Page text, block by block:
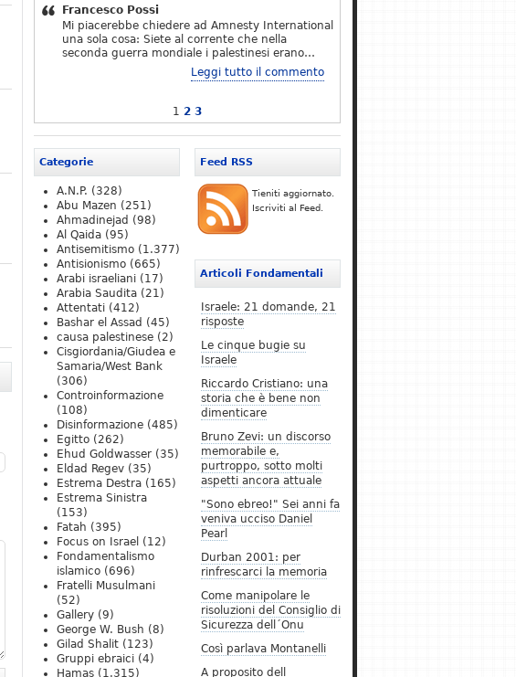
Francesco Possi
Mi piacerebbe chiedere ad Amnesty International
una sola cosa: Siete al corrente che nella
seconda guerra mondiale i palestinesi erano…
Leggi tutto il commento
1 2 3
Feed RSS
Tieniti aggiornato.
Iscriviti al Feed.
Articoli Fondamentali
Israele: 21 domande, 21
risposte
Le cinque bugie su
Israele
Riccardo Cristiano: una
storia che è bene non
dimenticare
Bruno Zevi: un discorso
memorabile e,
purtroppo, sotto molti
aspetti ancora attuale
"Sono ebreo!" Sei anni fa
veniva ucciso Daniel
Pearl
Durban 2001: per
rinfrescarci la memoria
Come manipolare le
risoluzioni del Consiglio di
Sicurezza dell´Onu
Così parlava Montanelli
A proposito dell
Categorie
A.N.P. (328)
Abu Mazen (251)
Ahmadinejad (98)
Al Qaida (95)
Antisemitismo (1.377)
Antisionismo (665)
Arabi israeliani (17)
Arabia Saudita (21)
Attentati (412)
Bashar el Assad (45)
causa palestinese (2)
Cisgiordania/Giudea e
Samaria/West Bank
(306)
Controinformazione
(108)
Disinformazione (485)
Egitto (262)
Ehud Goldwasser (35)
Eldad Regev (35)
Estrema Destra (165)
Estrema Sinistra
(153)
Fatah (395)
Focus on Israel (12)
Fondamentalismo
islamico (696)
Fratelli Musulmani
(52)
Gallery (9)
George W. Bush (8)
Gilad Shalit (123)
Gruppi ebraici (4)
Hamas (1.315)